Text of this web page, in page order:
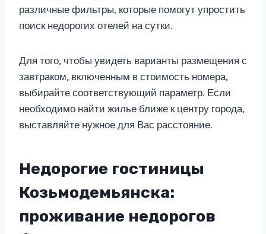
различные фильтры, которые помогут упростить
поиск недорогих отелей на сутки.
Для того, чтобы увидеть варианты размещения с
завтраком, включенным в стоимость номера,
выбирайте соответствующий параметр. Если
необходимо найти жилье ближе к центру города,
выставляйте нужное для Вас расстояние.
Недорогие гостиницы
Козьмодемьянска:
проживание недорогов